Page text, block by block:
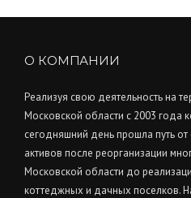
О КОМПАНИИ
Реализуя свою деятельность на
Московской области с 2003 года
сегодняшний день прошла путь
активов после реорганизации
Московской области до
коттеджных и дачных поселков.